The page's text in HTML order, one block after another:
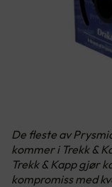
De fleste av
kommer i Trekk &
Trekk & Kapp gjør
kompromiss med